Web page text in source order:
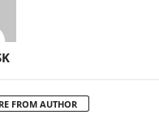
FROM AUTHOR